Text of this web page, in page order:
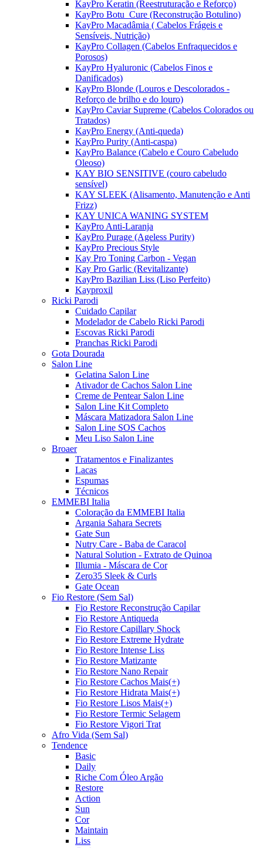
KayPro Keratin (Reestruturação e Reforço)
KayPro Botu_Cure (Reconstrução Botulino)
KayPro Macadâmia ( Cabelos Frágeis e
Sensíveis, Nutrição)
KayPro Collagen (Cabelos Enfraquecidos e
Porosos)
KayPro Hyaluronic (Cabelos Finos e
Danificados)
KayPro Blonde (Louros e Descolorados -
Reforço de brilho e do louro)
KayPro Caviar Supreme (Cabelos Colorados ou
Tratados)
KayPro Energy (Anti-queda)
KayPro Purity (Anti-caspa)
KayPro Balance (Cabelo e Couro Cabeludo
Oleoso)
KAY BIO SENSITIVE (couro cabeludo
sensível)
KAY SLEEK (Alisamento, Manutenção e Anti
Frizz)
KAY UNICA WANING SYSTEM
KayPro Anti-Laranja
KayPro Purage (Ageless Purity)
KayPro Precious Style
Kay Pro Toning Carbon - Vegan
Kay Pro Garlic (Revitalizante)
KayPro Bazilian Liss (Liso Perfeito)
Kayproxil
Ricki Parodi
Cuidado Capilar
Modelador de Cabelo Ricki Parodi
Escovas Ricki Parodi
Pranchas Ricki Parodi
Gota Dourada
Salon Line
Gelatina Salon Line
Ativador de Cachos Salon Line
Creme de Pentear Salon Line
Salon Line Kit Completo
Máscara Matizadora Salon Line
Salon Line SOS Cachos
Meu Liso Salon Line
Broaer
Tratamentos e Finalizantes
Lacas
Espumas
Técnicos
EMMEBI Italia
Coloração da EMMEBI Italia
Argania Sahara Secrets
Gate Sun
Nutry Care - Baba de Caracol
Natural Solution - Extrato de Quinoa
Illumia - Máscara de Cor
Zero35 Sleek & Curls
Gate Ocean
Fio Restore (Sem Sal)
Fio Restore Reconstrução Capilar
Fio Restore Antiqueda
Fio Restore Capillary Shock
Fio Restore Extreme Hydrate
Fio Restore Intense Liss
Fio Restore Matizante
Fio Restore Nano Repair
Fio Restore Cachos Mais(+)
Fio Restore Hidrata Mais(+)
Fio Restore Lisos Mais(+)
Fio Restore Termic Selagem
Fio Restore Vigori Trat
Afro Vida (Sem Sal)
Tendence
Basic
Daily
Riche Com Óleo Argão
Restore
Action
Sun
Cor
Maintain
Liss